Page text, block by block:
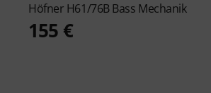
Höfner H61/76B Bass Mechanik
155 €